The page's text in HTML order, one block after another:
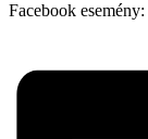
Facebook esemény: